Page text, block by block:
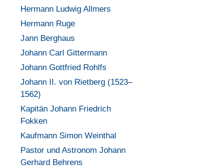
Hermann Ludwig Allmers
Hermann Ruge
Jann Berghaus
Johann Carl Gittermann
Johann Gottfried Rohlfs
Johann II. von Rietberg (1523–
1562)
Kapitän Johann Friedrich
Fokken
Kaufmann Simon Weinthal
Pastor und Astronom Johann
Gerhard Behrens